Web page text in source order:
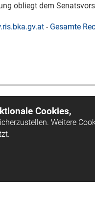
obliegt dem
- Gesamte
Cookies,
Weitere